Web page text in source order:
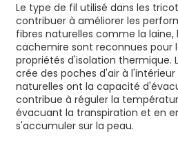
Le type de fil utilisé dans les
contribuer à améliorer les
fibres naturelles comme la laine,
cachemire sont reconnues pour
propriétés d'isolation thermique.
crée des poches d'air à l'intérieur
naturelles ont la capacité
contribue à réguler la
évacuant la transpiration et en
s'accumuler sur la peau.